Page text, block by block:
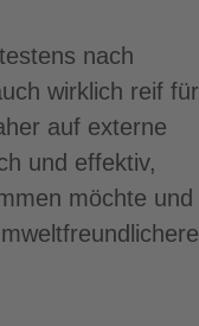
nach
wirklich reif für
auf externe
und effektiv,
möchte und